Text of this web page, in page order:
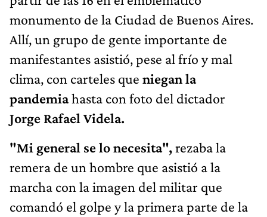
monumento de la Ciudad de Buenos Aires.
Allí, un grupo de gente importante de
manifestantes asistió, pese al frío y mal
clima, con carteles que niegan la
pandemiahasta con foto del dictador
Jorge Rafael Videla.
"Mi general se lo necesita",rezaba la
remera de un hombre que asistió a la
marcha con la imagen del militar que
comandó el golpe y la primera parte de la